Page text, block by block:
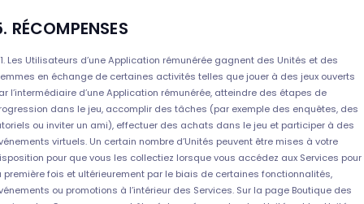
RÉCOMPENSES
Les Utilisateurs d’une Application rémunérée gagnent des Unités et des
en échange de certaines activités telles que jouer à des jeux ouverts
l’intermédiaire d’une Application rémunérée, atteindre des étapes de
dans le jeu, accomplir des tâches (par exemple des enquêtes, des
ou inviter un ami), effectuer des achats dans le jeu et participer à des
virtuels. Un certain nombre d’Unités peuvent être mises à votre
pour que vous les collectiez lorsque vous accédez aux Services pour
première fois et ultérieurement par le biais de certaines fonctionnalités,
ou promotions à l’intérieur des Services. Sur la page Boutique des